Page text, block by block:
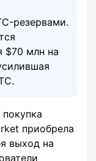
резервами.
$70 млн на
приобрела
выход на